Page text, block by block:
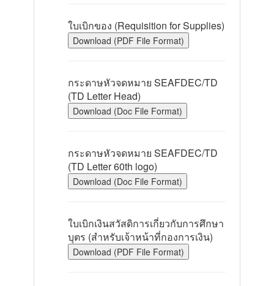
ใบเบิกของ (Requisition for Supplies)
Download (PDF File Format)
กระดาษหัวจดหมาย SEAFDEC/TD
(TD Letter Head)
Download (Doc File Format)
กระดาษหัวจดหมาย SEAFDEC/TD
(TD Letter 60th logo)
Download (Doc File Format)
ใบเบิกเงินสวัสดิการเกี่ยวกับการศึกษา
บุตร (สำหรับเจ้าหน้าที่กองการเงิน)
Download (PDF File Format)